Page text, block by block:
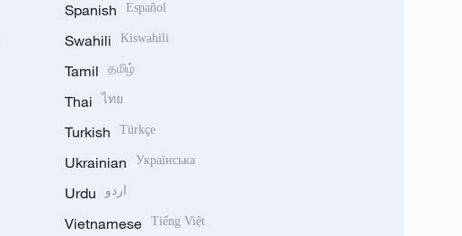
Spanish Español
Swahili Kiswahili
Tamil தமிழ்
Thai ไทย
Turkish Türkçe
Ukrainian Українська
Urdu اردو
Vietnamese Tiếng Việt